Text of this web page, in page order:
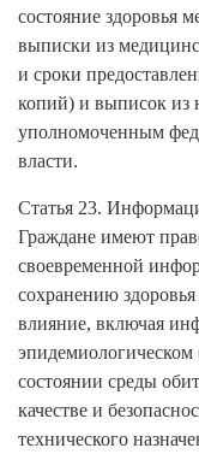
состояние здоровья
выписки из
и сроки
копий) и выписок из
уполномоченным
власти.
Статья 23.
Граждане имеют
своевременной
сохранению
влияние, включая
состоянии среды
качестве и
технического